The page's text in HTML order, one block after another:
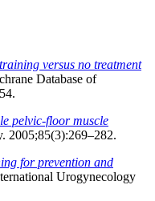
versus no treatment
Database of
pelvic-floor muscle
2005;85(3):269–282.
for prevention and
Urogynecology